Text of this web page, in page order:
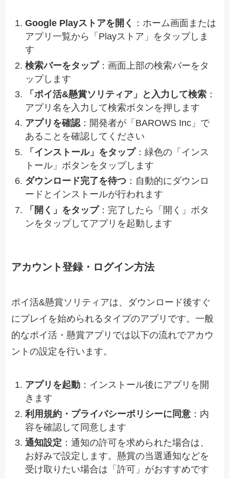
Google Playストアを開く
：ホーム画面または
アプリ一覧から「Playストア」をタップしま
す
検索バーをタップ：画面上部の検索バーをタ
ップします
「ポイ活&懸賞ソリティア」と入力して検索 ：
アプリ名を入力して検索ボタンを押します
アプリを確認：開発者が「BAROWS Inc」で
あることを確認してください
「インストール」をタップ：緑色の「インス
トール」ボタンをタップします
ダウンロード完了を待つ ：自動的にダウンロ
ードとインストールが行われます
「開く」をタップ：完了したら「開く」ボタ
ンをタップしてアプリを起動します
アカウント登録・ログイン方法
ポイ活&懸賞ソリティアは、ダウンロード後すぐ
にプレイを始められるタイプのアプリです。一般
的なポイ活・懸賞アプリでは以下の流れでアカウ
ントの設定を行います。
アプリを起動 ：インストール後にアプリを開
きます
利用規約・プライバシーポリシーに同意 ：内
容を確認して同意します
通知設定 ：通知の許可を求められた場合は、
お好みで設定します。懸賞の当選通知などを
受け取りたい場合は「許可」がおすすめです